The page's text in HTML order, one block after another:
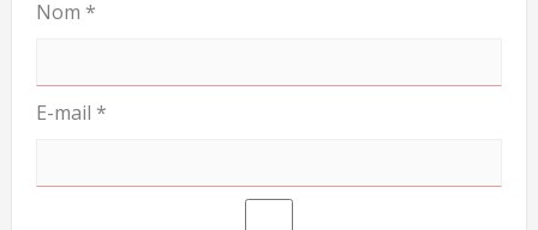
Nom *
E-mail *